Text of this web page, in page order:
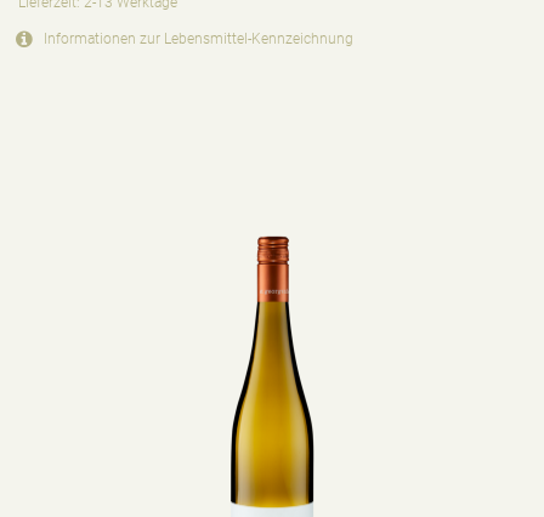
Informationen zur Lebensmittel-Kennzeichnung